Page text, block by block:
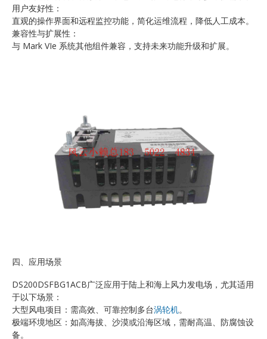
用户友好性：
直观的操作界面和远程监控功能，简化运维流程，降低人工成本。
兼容性与扩展性：
与 Mark VIe 系统其他组件兼容，支持未来功能升级和扩展。
四、应用场景
DS200DSFBG1ACB广泛应用于陆上和海上风力发电场，尤其适用
于以下场景：
大型风电项目：需高效、可靠控制多台涡轮机。
极端环境地区：如高海拔、沙漠或沿海区域，需耐高温、防腐蚀设
备。